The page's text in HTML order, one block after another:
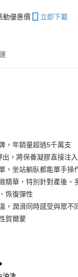
動優惠價 立即下載
彰化商業
台北富邦
兆豐國際
台中商業
行
永豐商業
彰化商業
台北富邦
兆豐國際
行
華泰商業
，年銷量超過5千萬支
，將保養凝膠直接注
，坐站躺臥都能單手操
精華，特別針對產後、
恢復彈性
，潤滑同時感受與眾不
賀爾蒙